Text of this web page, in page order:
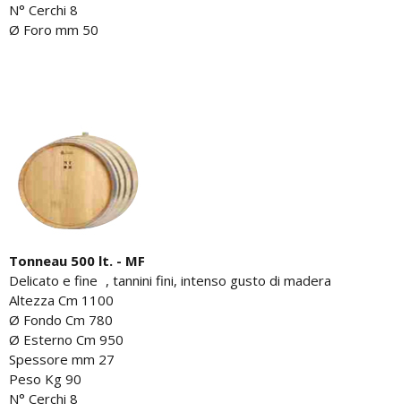
N° Cerchi 8
Ø Foro mm 50
Tonneau 500 lt. - MF
Delicato e fine , tannini fini, intenso gusto di madera
Altezza Cm 1100
Ø Fondo Cm 780
Ø Esterno Cm 950
Spessore mm 27
Peso Kg 90
N° Cerchi 8